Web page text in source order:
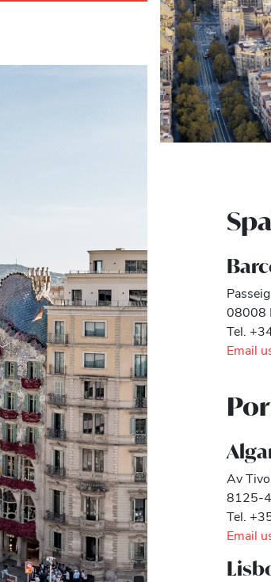
08008
Tel.
Email
Av
8125-
Tel.
Email